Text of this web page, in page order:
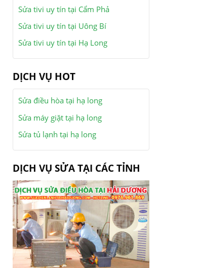
Sửa tivi uy tín tại Cẩm Phả
Sửa tivi uy tín tại Uông Bí
Sửa tivi uy tín tại Hạ Long
DỊCH VỤ HOT
Sửa điều hòa tại hạ long
Sửa máy giặt tại hạ long
Sửa tủ lạnh tại hạ long
DỊCH VỤ SỬA TẠI CÁC TỈNH